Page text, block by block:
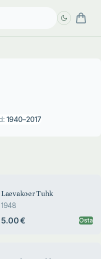
1940–2017
Laevakoer Tuhk
1948
5.00 € Osta